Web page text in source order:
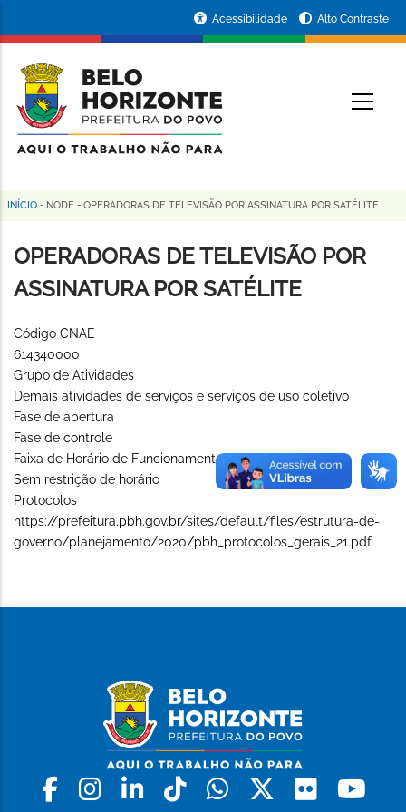
conteúdo
principal
da
Prefeitura
de
Horizonte
Acessibilidade Alto Contraste
Trilha
de
navegação
INÍCIO - NODE - OPERADORAS DE TELEVISÃO POR ASSINATURA POR SATÉLITE
OPERADORAS DE TELEVISÃO POR
ASSINATURA POR SATÉLITE
Código CNAE
614340000
Grupo de Atividades
Demais atividades de serviços e serviços de uso coletivo
Fase de abertura
Fase de controle
Faixa de Horário de Funcionamento (Long)
Sem restrição de horário
Protocolos
https://prefeitura.pbh.gov.br/sites/default/files/estrutura-de-
governo/planejamento/2020/pbh_protocolos_gerais_21.pdf
Facebook
Instagram
LinkedinTiktokWhatsapp
X Flickr